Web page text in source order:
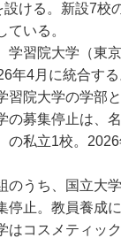
ける。新設7校
ている。
習院大学（東
年4月に統合す
習院大学の学部
の募集停止は、
の私立1校。
うち、国立大
停止。教員養成
はコスメティッ